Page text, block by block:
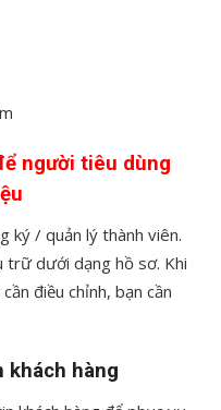
người tiêu dùng
ký / quản lý thành viên.
trữ dưới dạng hồ sơ. Khi
điều chỉnh, bạn cần
khách hàng